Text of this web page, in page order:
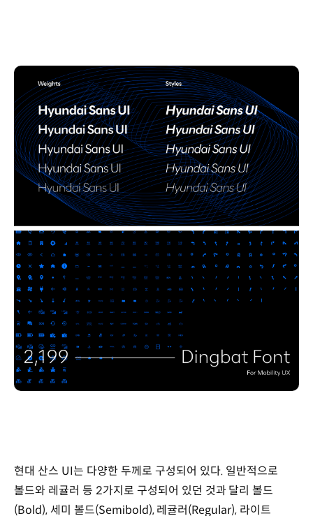
현대 산스 UI는 다양한 두께로 구성되어 있다. 일반적으로
볼드와 레귤러 등 2가지로 구성되어 있던 것과 달리 볼드
(Bold), 세미 볼드(Semibold), 레귤러(Regular), 라이트